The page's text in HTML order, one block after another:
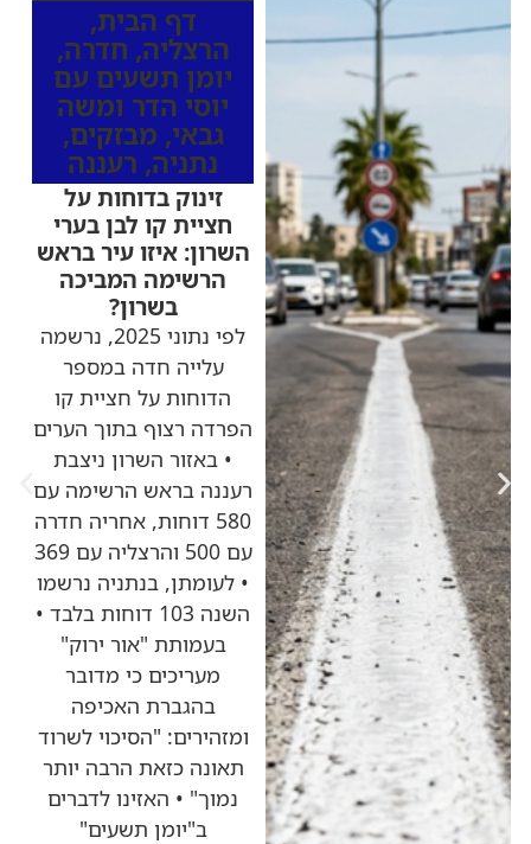
דף הבית,
הרצליה, חדרה,
יומן תשעים עם
יוסי הדר ומשה
גבאי, מבזקים,
נתניה, רעננה
זינוק בדוחות על
חציית קו לבן בערי
השרון: איזו עיר בראש
הרשימה המביכה
בשרון?
לפי נתוני 2025, נרשמה
עלייה חדה במספר
הדוחות על חציית קו
הפרדה רצוף בתוך הערים
• באזור השרון ניצבת
רעננה בראש הרשימה עם
580 דוחות, אחריה חדרה
עם 500 והרצליה עם 369
• לעומתן, בנתניה נרשמו
השנה 103 דוחות בלבד •
בעמותת "אור ירוק"
מעריכים כי מדובר
בהגברת האכיפה
ומזהירים: "הסיכוי לשרוד
תאונה כזאת הרבה יותר
נמוך" • האזינו לדברים
ב"יומן תשעים"